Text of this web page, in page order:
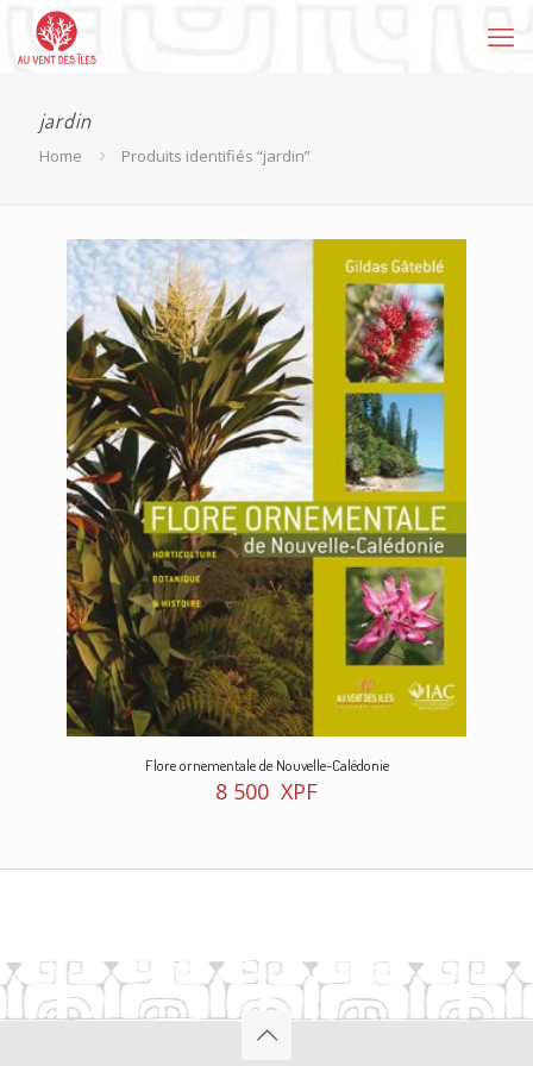
jardin
Home Produits identifiés “jardin”
Flore ornementale de Nouvelle-Calédonie
8 500 XPF